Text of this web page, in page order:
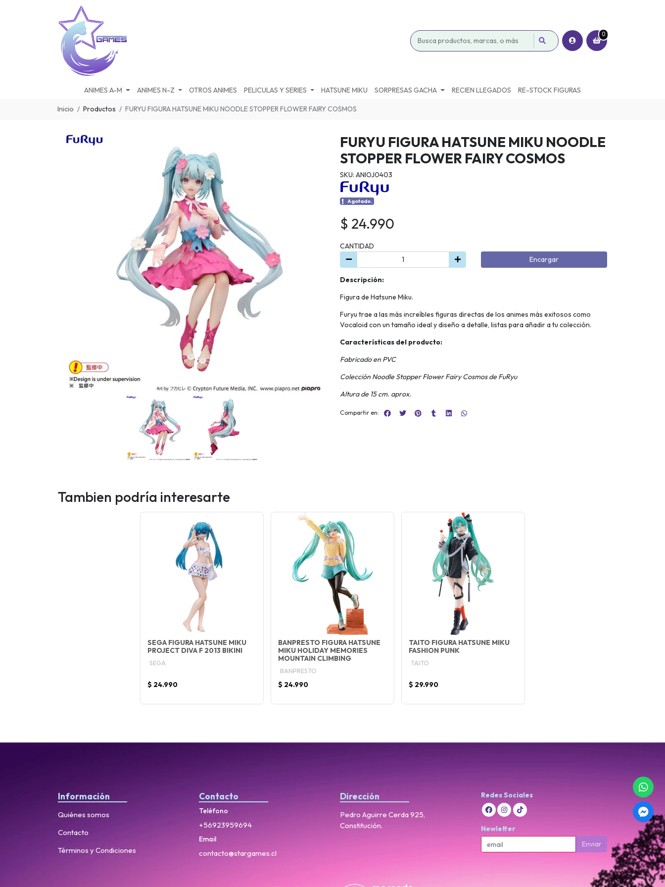
0
ANIMES A-M ANIMES N-Z OTROS ANIMES PELICULAS Y SERIES HATSUNE MIKU SORPRESAS GACHA RECIEN LLEGADOS RE-STOCK FIGURAS
Inicio Productos FURYU FIGURA HATSUNE MIKU NOODLE STOPPER FLOWER FAIRY COSMOS
FURYU FIGURA HATSUNE MIKU NOODLE
STOPPER FLOWER FAIRY COSMOS
SKU: ANIOJ0403
Agotado.
$ 24.990
CANTIDAD
Encargar
Descripción:
Figura de Hatsune Miku.
Furyu trae a las más increíbles figuras directas de los animes más exitosos como
Vocaloid con un tamaño ideal y diseño a detalle, listas para añadir a tu colección.
Características del producto:
Fabricado en PVC
Colección Noodle Stopper Flower Fairy Cosmos de FuRyu
Altura de 15 cm. aprox.
Compartir en:
Tambien podría interesarte
SEGA FIGURA HATSUNE MIKU
PROJECT DIVA F 2013 BIKINI
SEGA
$ 24.990
BANPRESTO FIGURA HATSUNE
MIKU HOLIDAY MEMORIES
MOUNTAIN CLIMBING
BANPRESTO
$ 24.990
TAITO FIGURA HATSUNE MIKU
FASHION PUNK
TAITO
$ 29.990
Información
Quiénes somos
Contacto
Términos y Condiciones
Contacto
Teléfono
+56923959694
Email
contacto@stargames.cl
Dirección
Pedro Aguirre Cerda 925,
Constitución.
Redes Sociales
Newletter
Enviar